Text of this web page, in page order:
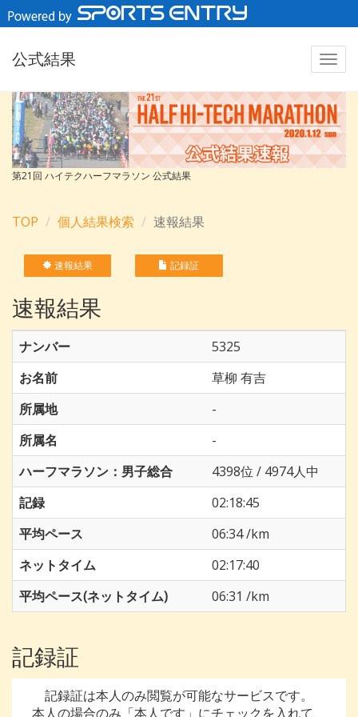
公式結果
第21回 ハイテクハーフマラソン 公式結果
TOP 個人結果検索 速報結果
速報結果 記録証
速報結果
ナンバー
5325
お名前
草柳 有吉
所属地
-
所属名
-
ハーフマラソン：男子総合
4398位 / 4974人中
記録
02:18:45
平均ペース
06:34 /km
ネットタイム
02:17:40
平均ペース(ネットタイム)
06:31 /km
記録証
記録証は本人のみ閲覧が可能なサービスです。
本人の場合のみ「本人です」にチェックを入れて、